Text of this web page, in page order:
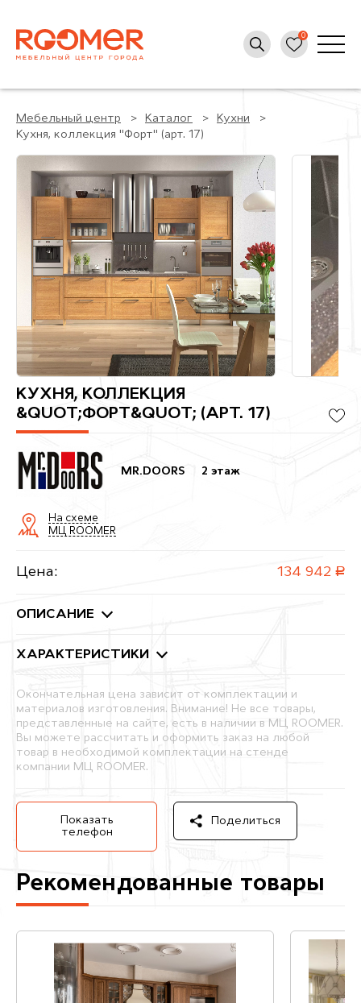
Мебельный центр Каталог
Кухни
Кухня, коллекция "Форт" (арт. 17)
КУХНЯ, КОЛЛЕКЦИЯ
&QUOT;ФОРТ&QUOT; (АРТ. 17)
MR.DOORS 2 этаж
На схеме
МЦ ROOMER
Цена: 134 942 руб.
ОПИСАНИЕ
ХАРАКТЕРИСТИКИ
Окончательная цена зависит от комплектации и
материалов изготовления. Внимание! Не все товары,
представленные на сайте, есть в наличии в МЦ ROOMER.
Вы можете рассчитать и оформить заказ на любой
товар в необходимой комплектации на стенде
компании МЦ ROOMER.
Показать
телефон
Поделиться
Рекомендованные товары